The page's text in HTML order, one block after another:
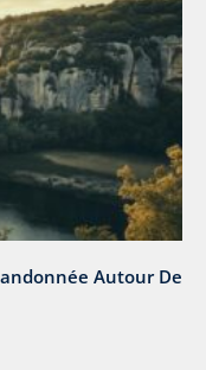
Autour De